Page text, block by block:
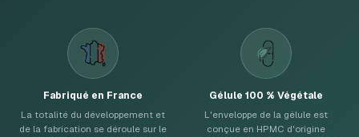
Fabriqué en France
La totalité du développement et
de la fabrication se déroule sur le
Gélule 100 % Végétale
L'enveloppe de la gélule est
conçue en HPMC d'origine